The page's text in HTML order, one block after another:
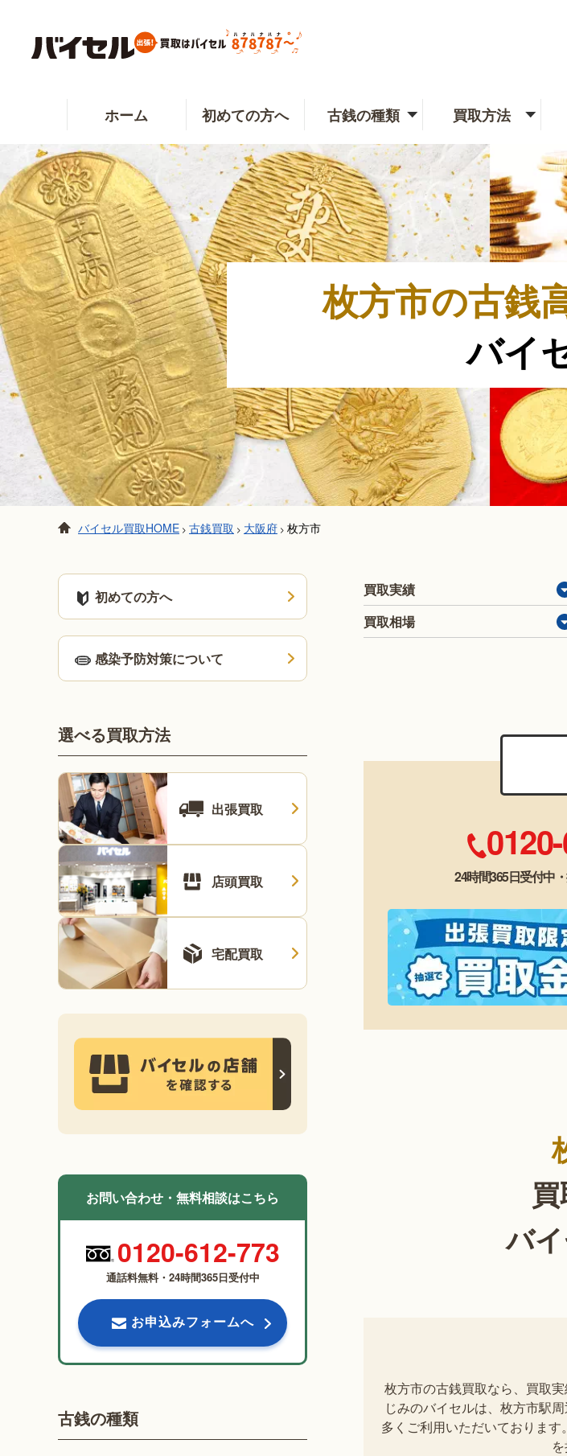
ホーム 初めての方へ 古銭の種類 買取方法
枚方市の古銭
バイ
バイセル買取HOME > 古銭買取 > 大阪府 > 枚方市
買取実績
買取相場
24時間365日受付中
バ
枚方市の古銭買取なら、買取
じみのバイセルは、枚方市駅
多くご利用いただいておりま
初めての方へ
感染予防対策について
選べる買取方法
出張買取
店頭買取
宅配買取
お問い合わせ・無料相談はこちら
0120-612-773
通話料無料・24時間365日受付中
お申込みフォームへ
古銭の種類